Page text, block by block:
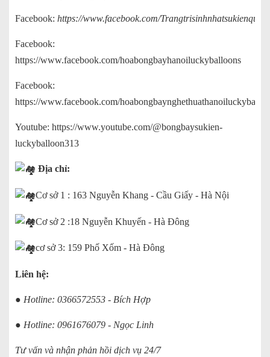
Facebook: https://www.facebook.com/
Facebook:
https://www.facebook.com/hoabongbayhanoiluckyballoons
Facebook:
https://www.facebook.com/
Youtube: https://www.youtube.com/@bongbaysukien-
luckyballoon313
Địa chỉ:
Cơ sở 1 : 163 Nguyễn Khang - Cầu Giấy - Hà Nội
Cơ sở 2 :18 Nguyễn Khuyến - Hà Đông
cơ sở 3: 159 Phố Xốm - Hà Đông
Liên hệ:
● Hotline: 0366572553 - Bích Hợp
● Hotline: 0961676079 - Ngọc Linh
Tư vấn và nhận phản hồi dịch vụ 24/7